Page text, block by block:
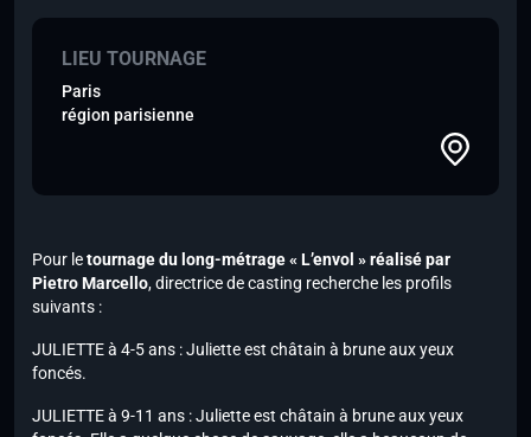
LIEU TOURNAGE
Paris
région parisienne
Pour letournage du long-métrage « L’envol » réalisé par
Pietro Marcello, directrice de casting recherche les profils
suivants :
JULIETTE à 4-5 ans : Juliette est châtain à brune aux yeux
foncés.
JULIETTE à 9-11 ans : Juliette est châtain à brune aux yeux